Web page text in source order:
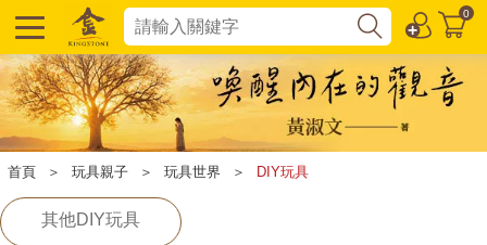
0
首頁 ＞ 玩具親子 ＞ 玩具世界 ＞ DIY玩具
其他DIY玩具